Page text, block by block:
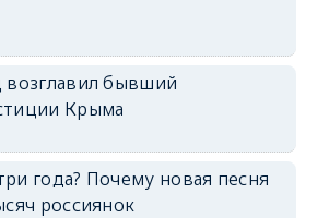
возглавил бывший
Крыма
года? Почему новая песня
россиянок